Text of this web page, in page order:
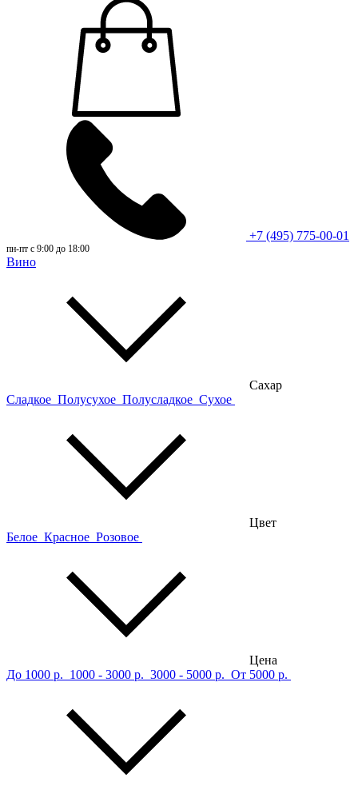
+7 (495) 775-00-01
пн-пт с 9:00 до 18:00
Вино
Сахар
Сладкое Полусухое Полусладкое Сухое
Цвет
Белое Красное Розовое
Цена
До 1000 р. 1000 - 3000 р. 3000 - 5000 р. От 5000 р.